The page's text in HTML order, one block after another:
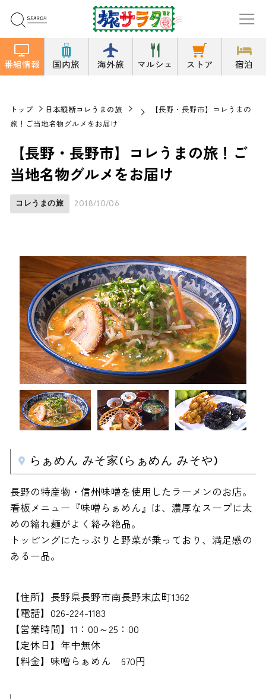
番組情報 国内旅 海外旅 マルシェ ストア 宿泊
トップ 日本縦断コレうまの旅
【長野・長野市】コレうまの
旅！ご当地名物グルメをお届け
【長野・長野市】コレうまの旅！ご
当地名物グルメをお届け
コレうまの旅 2018/10/06
らぁめん みそ家(らぁめん みそや)
長野の特産物・信州味噌を使用したラーメンのお店。
看板メニュー『味噌らぁめん』は、濃厚なスープに太
めの縮れ麺がよく絡み絶品。
トッピングにたっぷりと野菜が乗っており、満足感の
ある一品。
【住所】長野県長野市南長野末広町1362
【電話】026-224-1183
【営業時間】11：00～25：00
【定休日】年中無休
【料金】味噌らぁめん 670円